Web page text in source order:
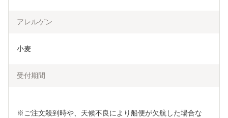
アレルゲン
小麦
受付期間
※ご注文殺到時や、天候不良により船便が欠航した場合な